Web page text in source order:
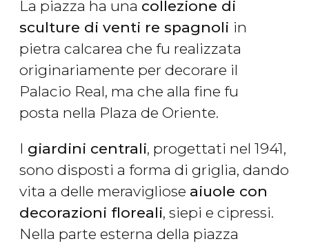
La piazza ha una collezione di
sculture di venti re spagnoli in
pietra calcarea che fu realizzata
originariamente per decorare il
Palacio Real, ma che alla fine fu
posta nella Plaza de Oriente.
I giardini centrali, progettati nel 1941,
sono disposti a forma di griglia, dando
vita a delle meravigliose aiuole con
decorazioni floreali, siepi e cipressi.
Nella parte esterna della piazza